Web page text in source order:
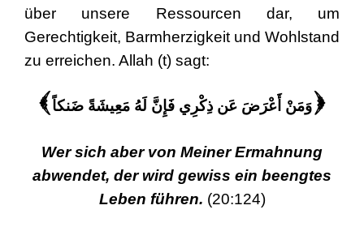
über unsere Ressourcen dar, um
Gerechtigkeit, Barmherzigkeit und Wohlstand
zu erreichen. Allah (t) sagt:
( وَمَنْ أَعْرَضَ عَن ذِكْرِي فَإِنَّ لَهُ مَعِيشَةً ضَنكاً )
Wer sich aber von Meiner Ermahnung
abwendet, der wird gewiss ein beengtes
Leben führen. (20:124)